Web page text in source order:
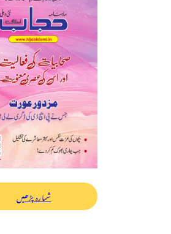
شمارہ پڑھیں